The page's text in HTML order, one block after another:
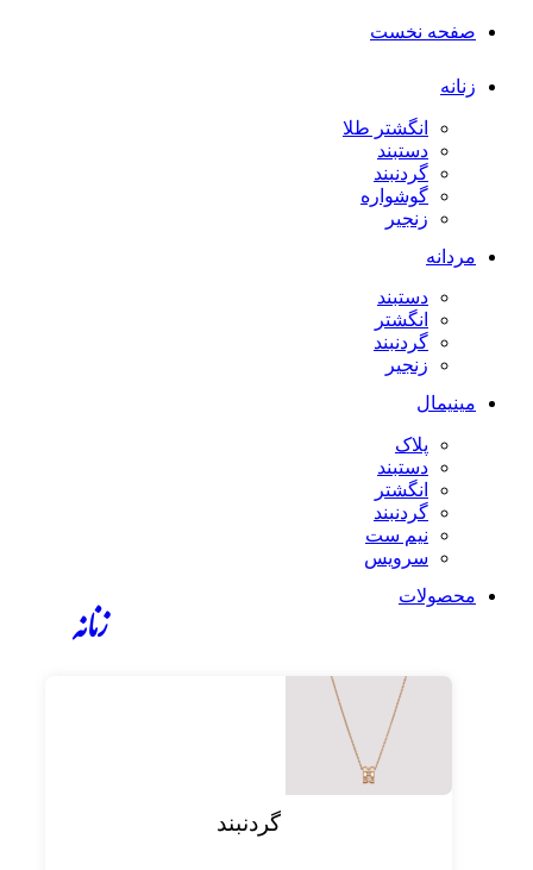
صفحه نخست
زنانه
انگشتر طلا
دستبند
گردنبند
گوشواره
زنجیر
مردانه
دستبند
انگشتر
گردنبند
زنجیر
مینیمال
پلاک
دستبند
انگشتر
گردنبند
نیم ست
سرویس
محصولات
زنانه
گردنبند